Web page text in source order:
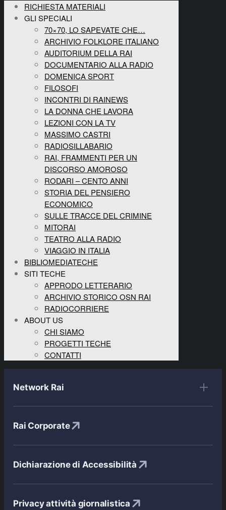
RICHIESTA MATERIALI
GLI SPECIALI
70×70, LO SAPEVATE CHE…
ARCHIVIO FOLKLORE ITALIANO
AUDITORIUM DELLA RAI
DOCUMENTARIO ALLA RADIO
DOMENICA SPORT
FILOSOFI
INCONTRI DI RAINEWS
LA DONNA CHE LAVORA
LEZIONI CON LA TV
MASSIMO CASTRI
RADIOSILLABARIO
RAI, FRAMMENTI PER UN
DISCORSO AMOROSO
RODARI – CENTO ANNI
STORIA DEL PENSIERO
ECONOMICO
SULLE TRACCE DEL CRIMINE
MITORAI
TEATRO ALLA RADIO
VIAGGIO IN ITALIA
BIBLIOMEDIATECHE
SITI TECHE
APPRODO LETTERARIO
ARCHIVIO STORICO OSN RAI
RADIOCORRIERE
ABOUT US
CHI SIAMO
PROGETTI TECHE
CONTATTI